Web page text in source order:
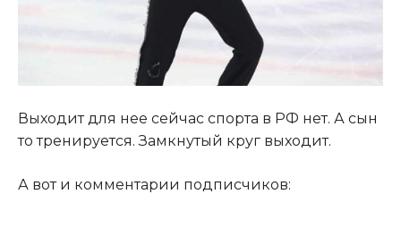
Выходит для нее сейчас спорта в РФ нет. А сын
то тренируется. Замкнутый круг выходит.
А вот и комментарии подписчиков: